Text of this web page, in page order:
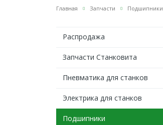
Главная Запчасти Подшипники
Распродажа
Запчасти Станковита
Пневматика для станков
Электрика для станков
Подшипники